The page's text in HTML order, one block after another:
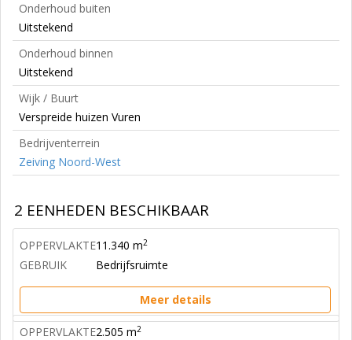
Onderhoud buiten
Uitstekend
Onderhoud binnen
Uitstekend
Wijk / Buurt
Verspreide huizen Vuren
Bedrijventerrein
Zeiving Noord-West
2 EENHEDEN BESCHIKBAAR
OPPERVLAKTE11.340 m2
GEBRUIK Bedrijfsruimte
Meer details
OPPERVLAKTE2.505 m2